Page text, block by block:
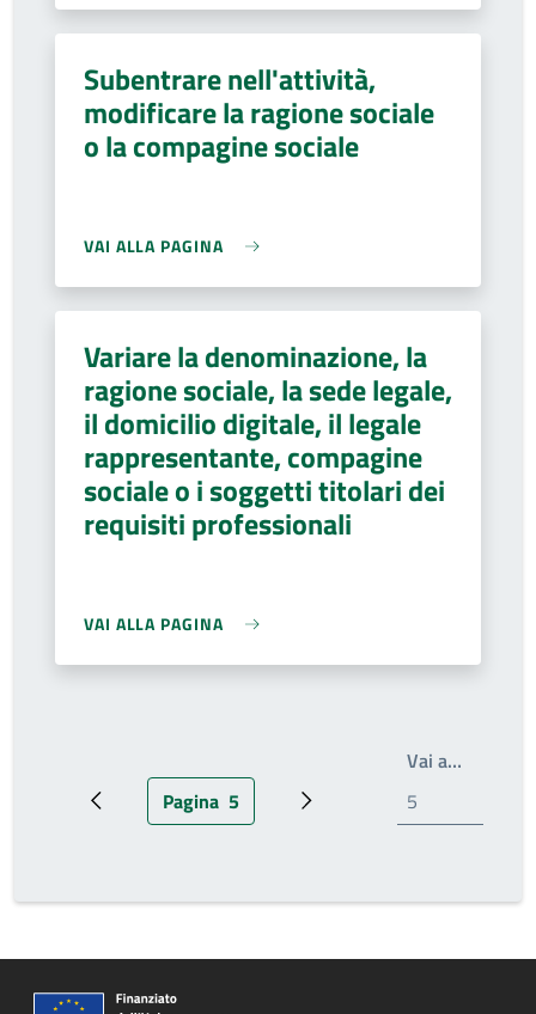
Subentrare nell'attività,
modificare la ragione sociale
o la compagine sociale
VAI ALLA PAGINA
Variare la denominazione, la
ragione sociale, la sede legale,
il domicilio digitale, il legale
rappresentante, compagine
sociale o i soggetti titolari dei
requisiti professionali
VAI ALLA PAGINA
Pagina precedentePagina attuale
Pagina 5 Prossima pagina
Vai a…